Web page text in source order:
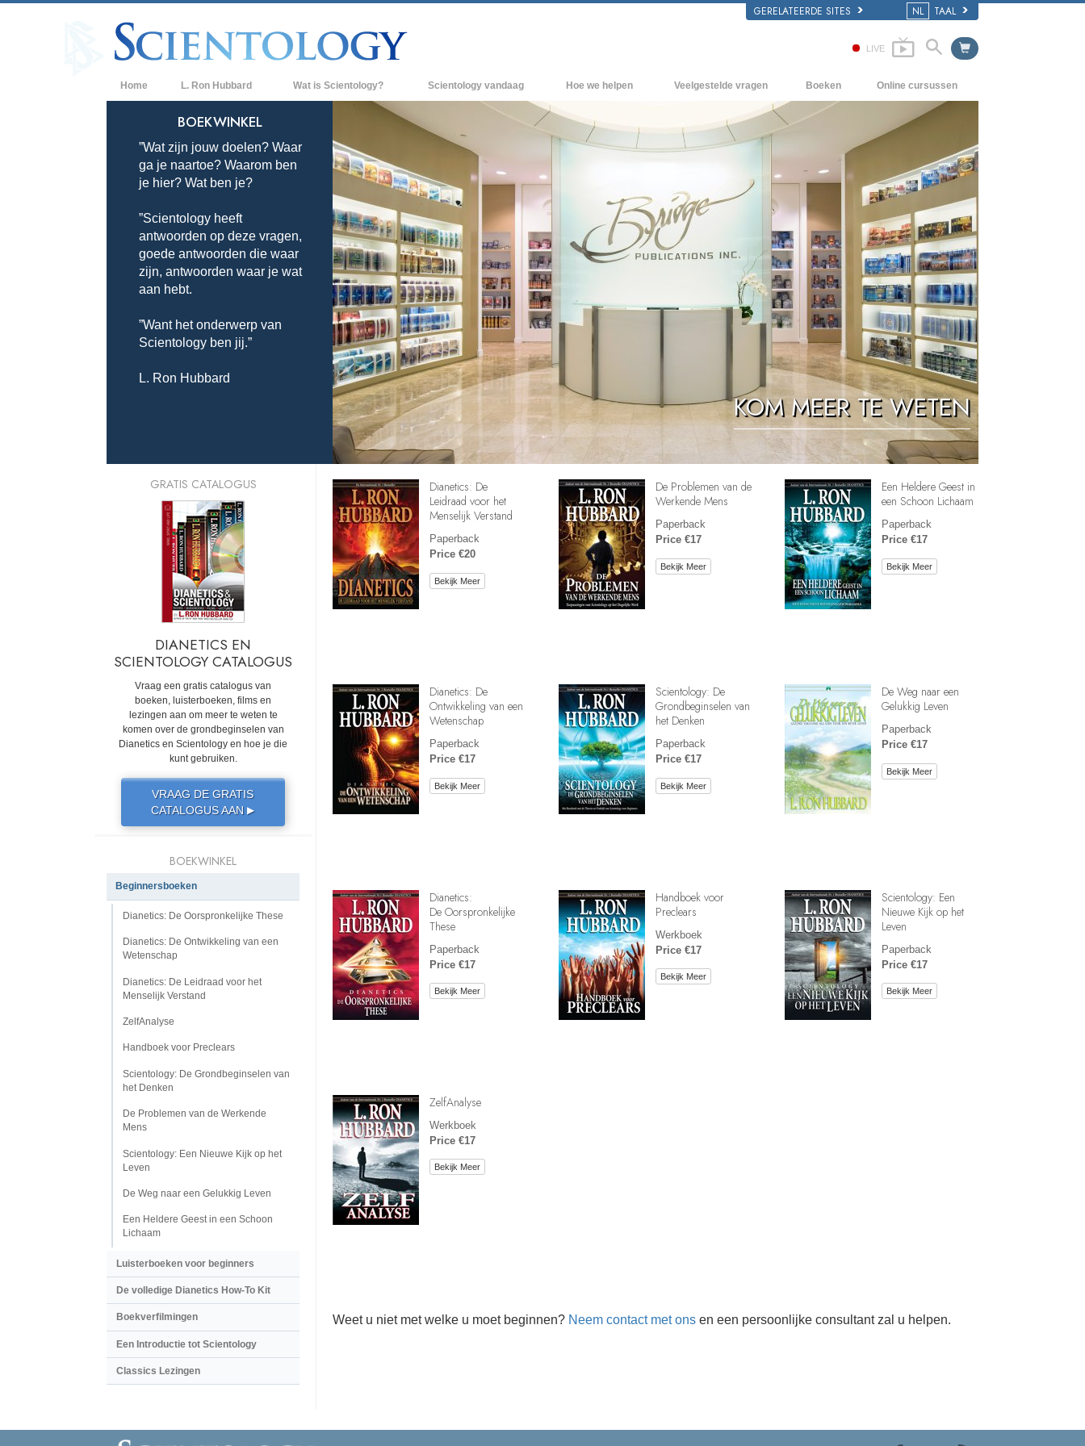
GERELATEERDE SITES NL TAAL
LIVE
Home L. Ron Hubbard Wat is Scientology?
Overtuigingen & Praktijken
De Credo’s en Codes van Scientology
Wat scientologen zeggen over
Maak kennis met een scientoloog
Binnen in een Kerk
De Grondbeginselen van Scientology
Een Inleiding tot Dianetics
Liefde en Haat –
Wat is Grootheid?
Scientology vandaag
Nieuwe Scientology Kerken
Hogere Organisaties
Flag Land Base
Freewinds
Scientology beschikbaar maken voor de
hele wereld
David Miscavige - Kerkelijk Leider van
Scientology
Hoe we helpen Veelgestelde vragen
Achtergrond en Grondbeginselen
Binnen in een Kerk
De organisatie van Scientology
Boeken
Beginnersboeken
Luisterboeken
Introductielezingen
Films
Online cursussen
Hoe men Conflicten moet oplossen
De Drijfveren van het Bestaan
De Componenten van Begrip
Oplossingen voor een Gevaarlijke
Omgeving
Assisten voor Ziektes en Verwondingen
Integriteit en Eerlijkheid
Het Huwelijk
De Toonschaal van Emoties
Oplossingen voor het Drugsprobleem
Kinderen
Hulpmiddelen bij het Dagelijks Werk
Ethiek en de Condities
De Oorzaak van Onderdrukking
Feitenonderzoek
De Grondbeginselen van Organiseren
De Grondslagen van Public Relations
KOM MEER TE WETEN
BOEKWINKEL
”Wat zijn jouw doelen? Waar
ga je naartoe? Waarom ben
je hier? Wat ben je?
”Scientology heeft
antwoorden op deze vragen,
goede antwoorden die waar
zijn, antwoorden waar je wat
aan hebt.
”Want het onderwerp van
Scientology ben jij.”
L. Ron Hubbard
Dianetics: De
Leidraad voor het
Menselijk Verstand
Paperback
Price €20
Bekijk Meer
De Problemen van de
Werkende Mens
Paperback
Price €17
Bekijk Meer
Een Heldere Geest in
een Schoon Lichaam
Paperback
Price €17
Bekijk Meer
Dianetics: De
Ontwikkeling van een
Wetenschap
Paperback
Price €17
Bekijk Meer
Scientology: De
Grondbeginselen van
het Denken
Paperback
Price €17
Bekijk Meer
De Weg naar een
Gelukkig Leven
Paperback
Price €17
Bekijk Meer
Dianetics:
De Oorspronkelijke
These
Paperback
Price €17
Bekijk Meer
Handboek voor
Preclears
Werkboek
Price €17
Bekijk Meer
Scientology: Een
Nieuwe Kijk op het
Leven
Paperback
Price €17
Bekijk Meer
ZelfAnalyse
Werkboek
Price €17
Bekijk Meer
Weet u niet met welke u moet beginnen? Neem contact met ons en een persoonlijke consultant zal u helpen.
GRATIS CATALOGUS
DIANETICS EN
SCIENTOLOGY CATALOGUS
Vraag een gratis catalogus van
boeken, luisterboeken, films en
lezingen aan om meer te weten te
komen over de grondbeginselen van
Dianetics en Scientology en hoe je die
kunt gebruiken.
VRAAG DE GRATIS
CATALOGUS AAN▶
BOEKWINKEL
Beginnersboeken
Dianetics: De Oorspronkelijke These
Dianetics: De Ontwikkeling van een
Wetenschap
Dianetics: De Leidraad voor het
Menselijk Verstand
ZelfAnalyse
Handboek voor Preclears
Scientology: De Grondbeginselen van
het Denken
De Problemen van de Werkende
Mens
Scientology: Een Nieuwe Kijk op het
Leven
De Weg naar een Gelukkig Leven
Een Heldere Geest in een Schoon
Lichaam
Luisterboeken voor beginners
De volledige Dianetics How-To Kit
Boekverfilmingen
Een Introductie tot Scientology
Classics Lezingen